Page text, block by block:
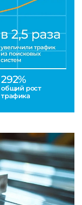
292%
общий рост
трафика